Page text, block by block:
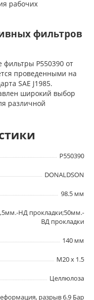
рабочих
фильтров
P550390 от
проведенными на
SAE J1985.
широкий выбор
различной
P550390
DONALDSON
98.5 мм
НД прокладки;50мм.-
ВД прокладки
140 мм
M20 x 1.5
Целлюлоза
разрыв 6.9 Бар